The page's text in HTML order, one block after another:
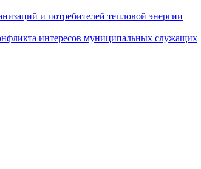
и потребителей тепловой энергии
интересов муниципальных служащих